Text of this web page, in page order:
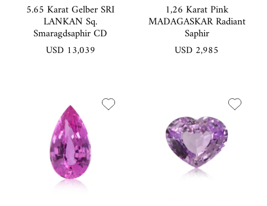
5.65 Karat Gelber SRI
LANKAN Sq.
Smaragdsaphir CD
USD 13,039
1,26 Karat Pink
MADAGASKAR Radiant
Saphir
USD 2,985